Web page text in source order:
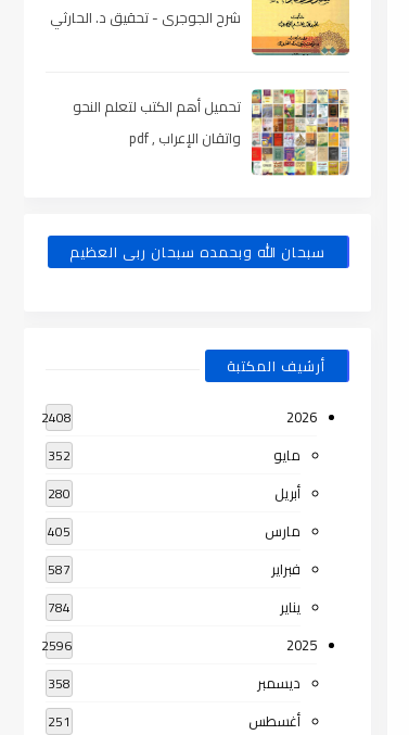
شرح الجوجرى - تحقيق د. الحارثي
تحميل أهم الكتب لتعلم النحو
واتقان الإعراب , pdf
سبحان الله وبحمده سبحان ربى العظيم
أرشيف المكتبة
2026
2408
مايو 352
أبريل 280
مارس 405
فبراير 587
يناير 784
2025
2596
ديسمبر 358
أغسطس 251